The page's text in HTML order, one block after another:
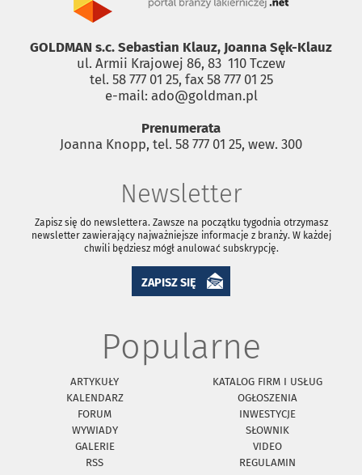
GOLDMAN s.c. Sebastian Klauz, Joanna Sęk-Klauz
ul. Armii Krajowej 86, 83 ­ 110 Tczew
tel. 58 777 01 25, fax 58 777 01 25
e-mail: ado@goldman.pl
Prenumerata
Joanna Knopp, tel. 58 777 01 25, wew. 300
Newsletter
Zapisz się do newslettera. Zawsze na początku tygodnia otrzymasz
newsletter zawierający najważniejsze informacje z branży. W każdej
chwili będziesz mógł anulować subskrypcję.
ZAPISZ SIĘ
Popularne
ARTYKUŁY
KATALOG FIRM I USŁUG
KALENDARZ
OGŁOSZENIA
FORUM
INWESTYCJE
WYWIADY
SŁOWNIK
GALERIE
VIDEO
RSS
REGULAMIN